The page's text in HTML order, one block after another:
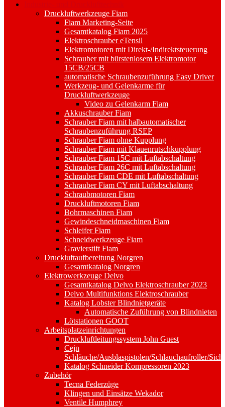
Druckluftwerkzeuge Fiam
Fiam Marketing-Seite
Gesamtkatalog Fiam 2025
Elektroschrauber eTensil
Elektromotoren mit Direkt-/Indirektsteuerung
Schrauber mit bürstenlosem Elektromotor
15CB/25CB
automatische Schraubenzuführung Easy Driver
Werkzeug- und Gelenkarme für
Druckluftwerkzeuge
Video zu Gelenkarm Fiam
Akkuschrauber Fiam
Schrauber Fiam mit halbautomatischer
Schraubenzuführung RSEP
Schrauber Fiam ohne Kupplung
Schrauber Fiam mit Klauenrutschkupplung
Schrauber Fiam 15C mit Luftabschaltung
Schrauber Fiam 26C mit Luftabschaltung
Schrauber Fiam CDE mit Luftabschaltung
Schrauber Fiam CY mit Luftabschaltung
Schraubmotoren Fiam
Druckluftmotoren Fiam
Bohrmaschinen Fiam
Gewindeschneidmaschinen Fiam
Schleifer Fiam
Schneidwerkzeuge Fiam
Gravierstift Fiam
Druckluftaufbereitung Norgren
Gesamtkatalog Norgren
Elektrowerkzeuge Delvo
Gesamtkatalog Delvo Elektroschrauber 2023
Delvo Multifunktions Elektroschrauber
Katalog Lobster Blindnietgeräte
Automatische Zuführung von Blindnieten
Lötstationen GOOT
Arbeitsplatzeinrichtungen
Druckluftleitungssystem John Guest
Cejn
Schläuche/Ausblaspistolen/Schlauchaufroller/
Katalog Schneider Kompressoren 2023
Zubehör
Tecna Federzüge
Klingen und Einsätze Wekador
Ventile Humphrey